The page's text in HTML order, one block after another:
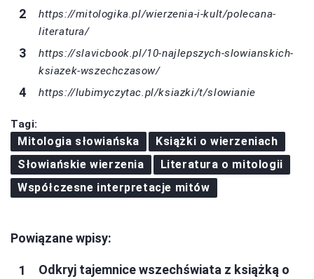
https://mitologika.pl/wierzenia-i-kult/polecana-
literatura/
https://slavicbook.pl/10-najlepszych-slowianskich-
ksiazek-wszechczasow/
https://lubimyczytac.pl/ksiazki/t/slowianie
Tagi:
Mitologia słowiańska
Książki o wierzeniach
Słowiańskie wierzenia
Literatura o mitologii
Współczesne interpretacje mitów
Powiązane wpisy:
Odkryj tajemnice wszechświata z książką o